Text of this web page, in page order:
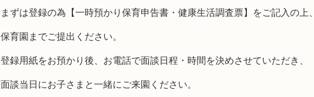
まずは登録の為【一時預かり保育申告書・健康生活調査票】をご記入の上、
保育園までご提出ください。
登録用紙をお預かり後、お電話で面談日程・時間を決めさせていただき、
面談当日にお子さまと一緒にご来園ください。